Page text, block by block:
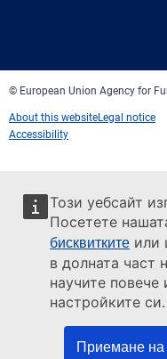
Този уебсайт
Посетете
бисквитките или
в долната част
научите
настройките си.
Приемане на
© European Union Agency for
About this websiteLegal notice
Accessibility